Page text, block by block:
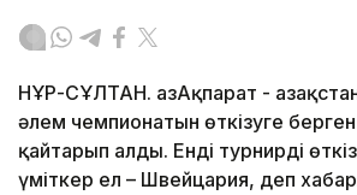
НҰР-СҰЛТАН. ҚазАқпарат -
әлем чемпионатын өткізуге берген
қайтарып алды. Енді турнирді
үміткер ел – Швейцария, деп